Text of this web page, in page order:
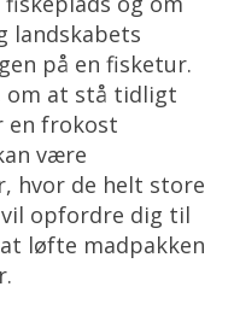
landskabets
på en fisketur.
om at stå tidligt
en frokost
være
hvor de helt store
opfordre dig til
løfte madpakken